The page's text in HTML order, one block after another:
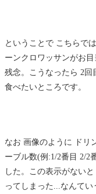
ということで こちらで
ーンクロワッサンがお
残念。こうなったら 2回
食べたいところです。
なお 画像のように ドリ
ーブル数(例:1/2番目 2/2
した。この表示がない
ってしまった...なんて